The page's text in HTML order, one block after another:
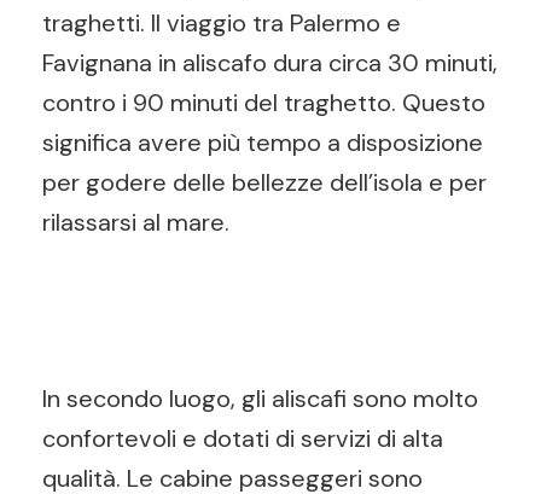
traghetti. Il viaggio tra Palermo e
Favignana in aliscafo dura circa 30 minuti,
contro i 90 minuti del traghetto. Questo
significa avere più tempo a disposizione
per godere delle bellezze dell’isola e per
rilassarsi al mare.
In secondo luogo, gli aliscafi sono molto
confortevoli e dotati di servizi di alta
qualità. Le cabine passeggeri sono